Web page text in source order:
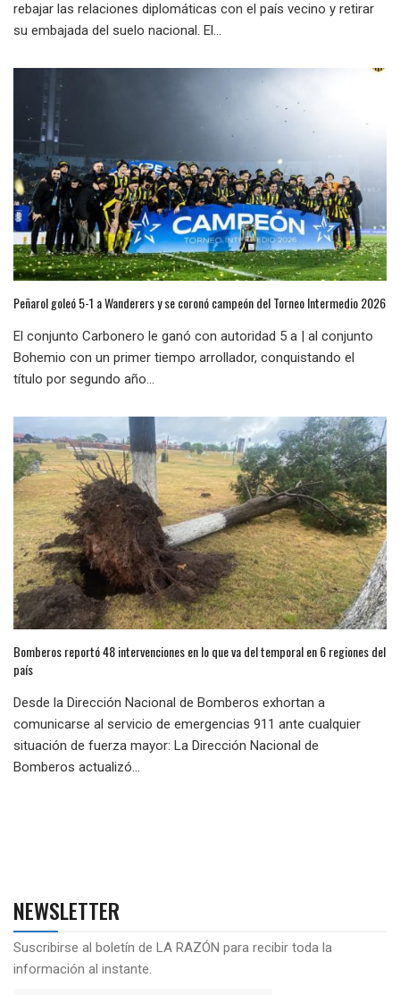
rebajar las relaciones diplomáticas con el país vecino y retirar
su embajada del suelo nacional. El...
Peñarol goleó 5-1 a Wanderers y se coronó campeón del Torneo Intermedio 2026
El conjunto Carbonero le ganó con autoridad 5 a | al conjunto
Bohemio con un primer tiempo arrollador, conquistando el
título por segundo año...
Bomberos reportó 48 intervenciones en lo que va del temporal en 6 regiones del
país
Desde la Dirección Nacional de Bomberos exhortan a
comunicarse al servicio de emergencias 911 ante cualquier
situación de fuerza mayor: La Dirección Nacional de
Bomberos actualizó...
NEWSLETTER
Suscribirse al boletín de LA RAZÓN para recibir toda la
información al instante.